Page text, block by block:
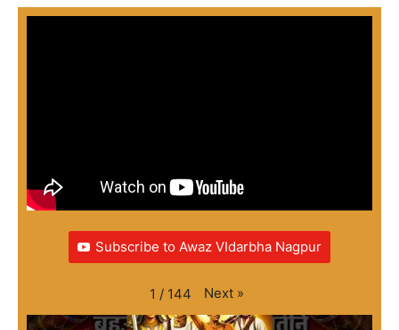
Subscribe to Awaz VIdarbha Nagpur
1 / 144 Next »